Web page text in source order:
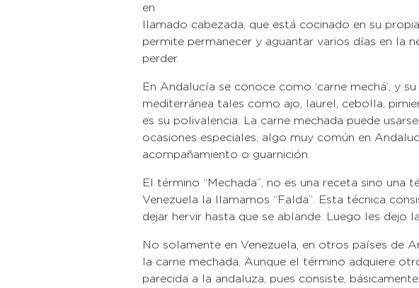
en Latinoamérica. Se trata
llamado cabezada, que está cocinado en su
permite permanecer y aguantar varios días en la
En Andalucía se conoce como ‘carne mechá’, y
mediterránea tales como ajo, laurel, cebolla,
es su polivalencia. La carne mechada puede
ocasiones especiales, algo muy común en
acompañamiento o guarnición.
El término “Mechada”, no es una receta sino una
Venezuela la llamamos “Falda”. Esta técnica
dejar hervir hasta que se
No solamente en Venezuela, en otros países de
la carne mechada. Aunque el término adquiere
parecida a la andaluza, pues consiste,